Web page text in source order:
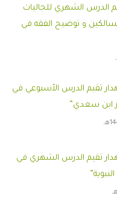
الدرس الشهري للجاليات
و توضيح الفقه في
تقيم الدرس الأسبوعي في
ابن سعدي”
تقيم الدرس الشهري في